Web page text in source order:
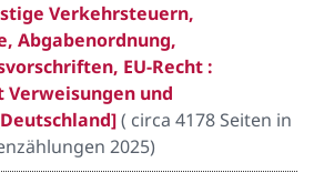
Verkehrsteuern,
Abgabenordnung,
EU-Recht :
und
( circa 4178 Seiten in
2025)